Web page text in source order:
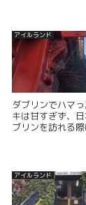
アイルランド
ダブリンでハマ
キは甘すぎず、
ブリンを訪れる
アイルランド